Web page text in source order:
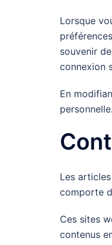
Lorsque
souvenir
connexion
En
Les
comporte
Ces sites
contenus